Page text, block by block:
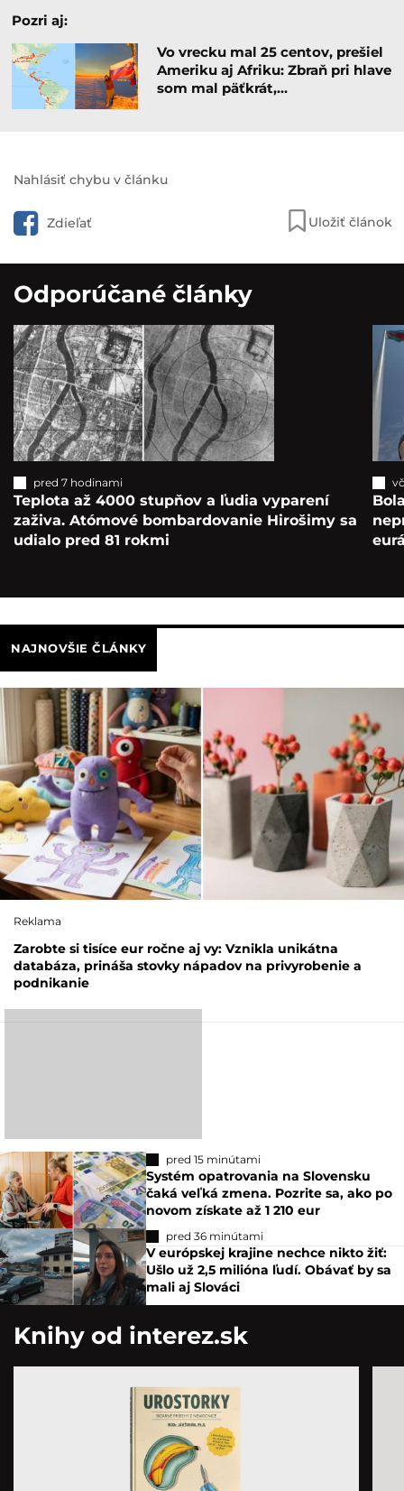
Pozri aj:
Vo vrecku mal 25 centov, prešiel
Ameriku aj Afriku: Zbraň pri hlave
som mal päťkrát,…
Nahlásiť chybu v článku
Zdieľať Uložiť článok
Odporúčané články
pred 7 hodinami
Teplota až 4000 stupňov a ľudia vyparení
zaživa. Atómové bombardovanie Hirošimy sa
udialo pred 81 rokmi
NAJNOVŠIE ČLÁNKY
Reklama
Zarobte si tisíce eur ročne aj vy: Vznikla unikátna
databáza, prináša stovky nápadov na privyrobenie a
podnikanie
pred 15 minútami
Systém opatrovania na Slovensku
čaká veľká zmena. Pozrite sa, ako po
novom získate až 1 210 eur
pred 36 minútami
V európskej krajine nechce nikto žiť:
Ušlo už 2,5 milióna ľudí. Obávať by sa
mali aj Slováci
Knihy od interez.sk